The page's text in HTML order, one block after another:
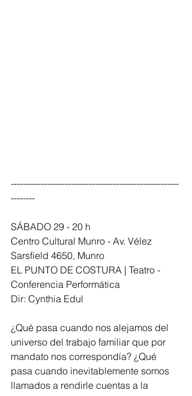
--------------------------------------------------------
--------
SÁBADO 29 - 20 h
Centro Cultural Munro - Av. Vélez
Sarsfield 4650, Munro
EL PUNTO DE COSTURA | Teatro -
Conferencia Performática
Dir: Cynthia Edul
¿Qué pasa cuando nos alejamos del
universo del trabajo familiar que por
mandato nos correspondía? ¿Qué
pasa cuando inevitablemente somos
llamados a rendirle cuentas a la